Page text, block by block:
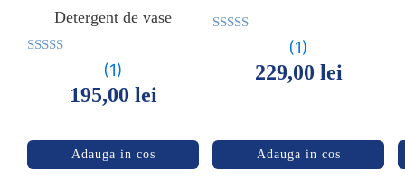
Detergent de vase
din 5
(1)
195,00 lei
Adauga in cos
din 5
(1)
229,00 lei
Adauga in cos